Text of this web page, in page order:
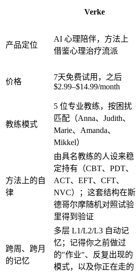
Verke
产品定位
AI 心理陪伴，方法上
借鉴心理治疗流派
价格
7天免费试用，之后
$2.99–$14.99/month
教练模式
5 位专业教练，按困扰
匹配（Anna、Judith、
Marie、Amanda、
Mikkel）
方法上的自
律
由具名教练的人设来稳
定持有（CBT、PDT、
ACT、EFT、CFT、
NVC）；这套结构在斯
德哥尔摩随机对照试验
里得到验证
跨周、跨月
的记忆
多层 L1/L2/L3 自动记
忆；记得你之前做过
的"作业"、反复出现的
模式，以及你正在走的